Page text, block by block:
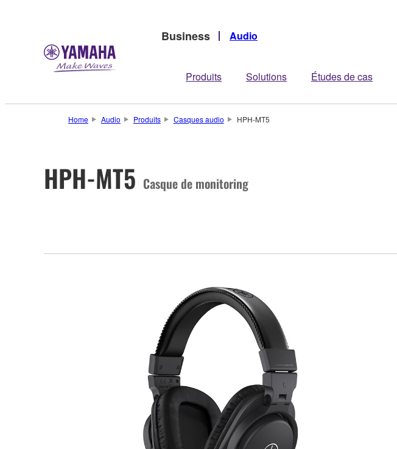
Business Audio
Produits Solutions Études de cas
Home Audio Produits Casques audio HPH-MT5
HPH-MT5 Casque de monitoring